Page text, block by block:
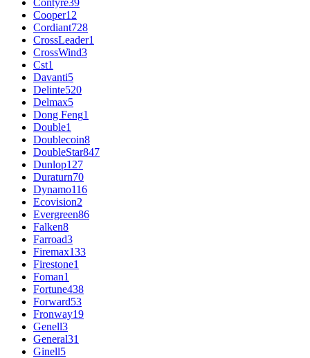
Contyre39
Cooper12
Cordiant728
CrossLeader1
CrossWind3
Cst1
Davanti5
Delinte520
Delmax5
Dong Feng1
Double1
Doublecoin8
DoubleStar847
Dunlop127
Duraturn70
Dynamo116
Ecovision2
Evergreen86
Falken8
Farroad3
Firemax133
Firestone1
Foman1
Fortune438
Forward53
Fronway19
Genell3
General31
Ginell5